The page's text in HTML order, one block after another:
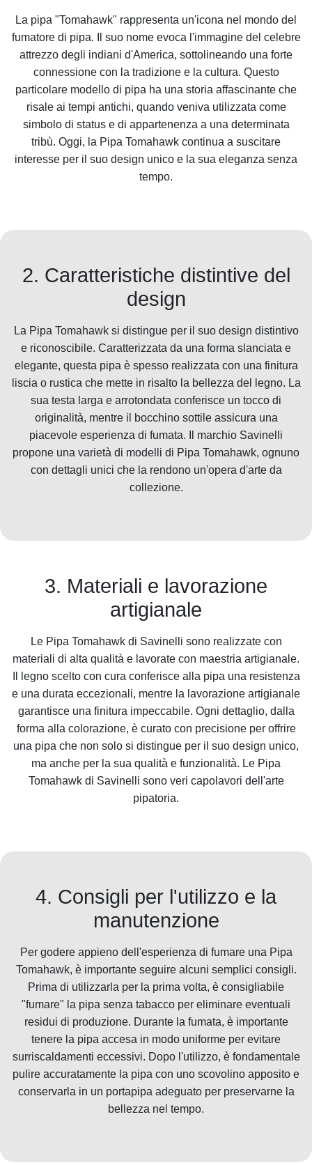
La pipa "Tomahawk" rappresenta un'icona nel mondo del
fumatore di pipa. Il suo nome evoca l'immagine del celebre
attrezzo degli indiani d'America, sottolineando una forte
connessione con la tradizione e la cultura. Questo
particolare modello di pipa ha una storia affascinante che
risale ai tempi antichi, quando veniva utilizzata come
simbolo di status e di appartenenza a una determinata
tribù. Oggi, la Pipa Tomahawk continua a suscitare
interesse per il suo design unico e la sua eleganza senza
tempo.
2. Caratteristiche distintive del
design
La Pipa Tomahawk si distingue per il suo design distintivo
e riconoscibile. Caratterizzata da una forma slanciata e
elegante, questa pipa è spesso realizzata con una finitura
liscia o rustica che mette in risalto la bellezza del legno. La
sua testa larga e arrotondata conferisce un tocco di
originalità, mentre il bocchino sottile assicura una
piacevole esperienza di fumata. Il marchio Savinelli
propone una varietà di modelli di Pipa Tomahawk, ognuno
con dettagli unici che la rendono un'opera d'arte da
collezione.
3. Materiali e lavorazione
artigianale
Le Pipa Tomahawk di Savinelli sono realizzate con
materiali di alta qualità e lavorate con maestria artigianale.
Il legno scelto con cura conferisce alla pipa una resistenza
e una durata eccezionali, mentre la lavorazione artigianale
garantisce una finitura impeccabile. Ogni dettaglio, dalla
forma alla colorazione, è curato con precisione per offrire
una pipa che non solo si distingue per il suo design unico,
ma anche per la sua qualità e funzionalità. Le Pipa
Tomahawk di Savinelli sono veri capolavori dell'arte
pipatoria.
4. Consigli per l'utilizzo e la
manutenzione
Per godere appieno dell'esperienza di fumare una Pipa
Tomahawk, è importante seguire alcuni semplici consigli.
Prima di utilizzarla per la prima volta, è consigliabile
"fumare" la pipa senza tabacco per eliminare eventuali
residui di produzione. Durante la fumata, è importante
tenere la pipa accesa in modo uniforme per evitare
surriscaldamenti eccessivi. Dopo l'utilizzo, è fondamentale
pulire accuratamente la pipa con uno scovolino apposito e
conservarla in un portapipa adeguato per preservarne la
bellezza nel tempo.